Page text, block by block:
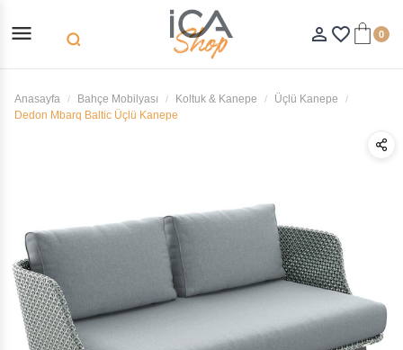
menu search person_outline favorite_border 0
Anasayfa Bahçe Mobilyası Koltuk & Kanepe
Üçlü Kanepe
Dedon Mbarq Baltic Üçlü Kanepe